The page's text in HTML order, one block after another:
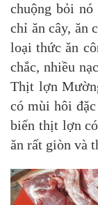
chuộng bỏi
chỉ ăn cây, ăn
loại thức ăn
chắc, nhiều
Thịt lợn
có mùi hôi
biến thịt lợn
ăn rất giòn và